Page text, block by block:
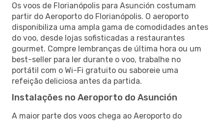
Os voos de Florianópolis para Asunción costumam
partir do Aeroporto do Florianópolis. O aeroporto
disponibiliza uma ampla gama de comodidades antes
do voo, desde lojas sofisticadas a restaurantes
gourmet. Compre lembranças de última hora ou um
best-seller para ler durante o voo, trabalhe no
portátil com o Wi-Fi gratuito ou saboreie uma
refeição deliciosa antes da partida.
Instalações no Aeroporto do Asunción
A maior parte dos voos chega ao Aeroporto do